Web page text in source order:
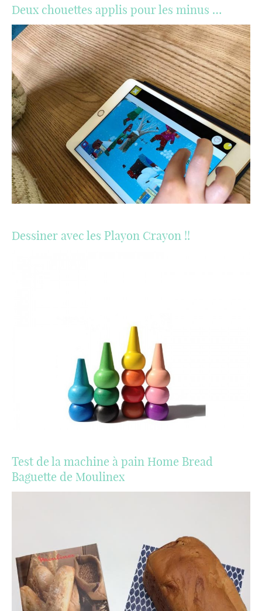
Deux chouettes applis pour les minus …
Dessiner avec les Playon Crayon !!
Test de la machine à pain Home Bread
Baguette de Moulinex